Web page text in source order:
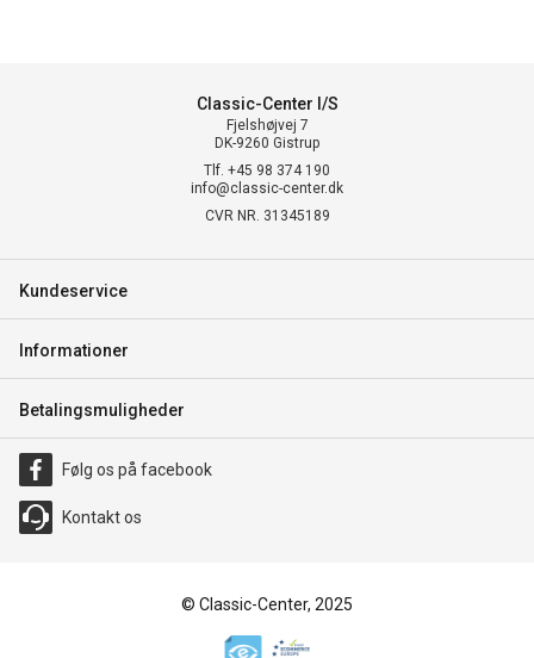
Classic-Center I/S
Fjelshøjvej 7
DK-9260 Gistrup
Tlf. +45 98 374 190
info@classic-center.dk
CVR NR. 31345189
Kundeservice
Informationer
Betalingsmuligheder
Følg os på facebook
Kontakt os
© Classic-Center, 2025